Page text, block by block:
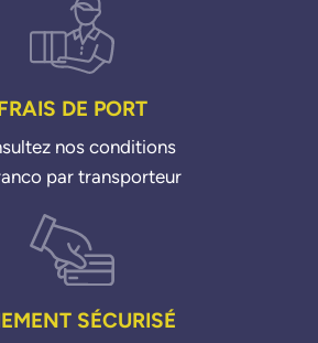
DE PORT
nos conditions
par transporteur
SÉCURISÉ